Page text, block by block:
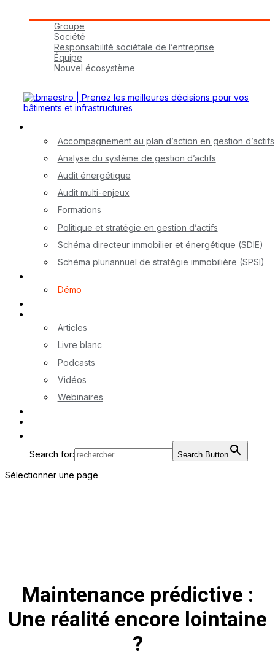
Groupe
Société
Responsabilité sociétale de l’entreprise
Équipe
Nouvel écosystème
Accompagnement au plan d’action en gestion d’actifs
Analyse du système de gestion d’actifs
Audit énergétique
Audit multi-enjeux
Formations
Politique et stratégie en gestion d’actifs
Schéma directeur immobilier et énergétique (SDIE)
Schéma pluriannuel de stratégie immobilière (SPSI)
Démo
Articles
Livre blanc
Podcasts
Vidéos
Webinaires
Search for: Search Button
Sélectionner une page
Maintenance prédictive :
Une réalité encore lointaine
?